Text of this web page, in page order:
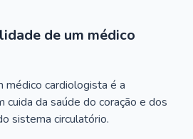
de um médico
médico cardiologista é a
cuida da saúde do coração e dos
sistema circulatório.